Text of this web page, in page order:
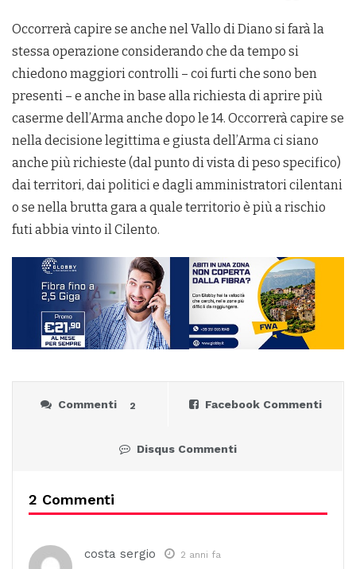
Occorrerà capire se anche nel Vallo di Diano si farà la
stessa operazione considerando che da tempo si
chiedono maggiori controlli – coi furti che sono ben
presenti – e anche in base alla richiesta di aprire più
caserme dell’Arma anche dopo le 14. Occorrerà capire se
nella decisione legittima e giusta dell’Arma ci siano
anche più richieste (dal punto di vista di peso specifico)
dai territori, dai politici e dagli amministratori cilentani
o se nella brutta gara a quale territorio è più a rischio
futi abbia vinto il Cilento.
Commenti 2 Facebook Commenti
Disqus Commenti
2 Commenti
costa sergio 2 anni fa